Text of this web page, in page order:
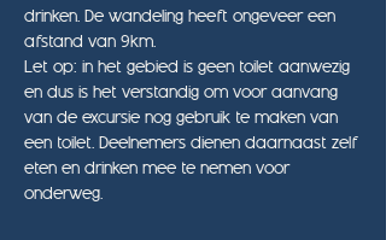
drinken. De wandeling heeft ongeveer een
afstand van 9km.
Let op: in het gebied is geen toilet aanwezig
en dus is het verstandig om voor aanvang
van de excursie nog gebruik te maken van
een toilet. Deelnemers dienen daarnaast zelf
eten en drinken mee te nemen voor
onderweg.